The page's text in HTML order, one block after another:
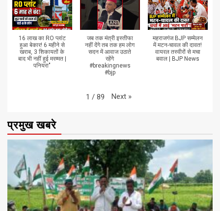
16 लाख का RO प्लांट
हुआ बेकार! 6 महीने से
खराब, 3 शिकायतों के
बाद भी नहीं हुई मरम्मत |
पनियरा"
जब तक मंत्री इस्तीफा
नहीं देंगे तब तक हम लोग
सदन में आवाज उठाते
रहेंगे
#breakingnews
#bjp
महराजगंज BJP सम्मेलन
में मटन-चावल की दावत!
वायरल तस्वीरों से मचा
बवाल | BJP News
1 / 89 Next »
प्रमुख खबरे